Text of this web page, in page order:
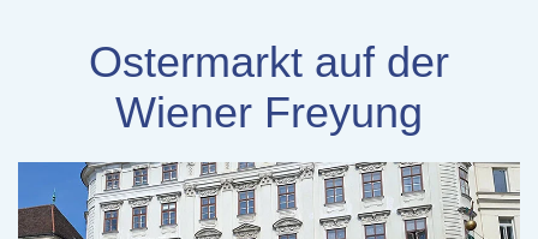
Ostermarkt auf der
Wiener Freyung